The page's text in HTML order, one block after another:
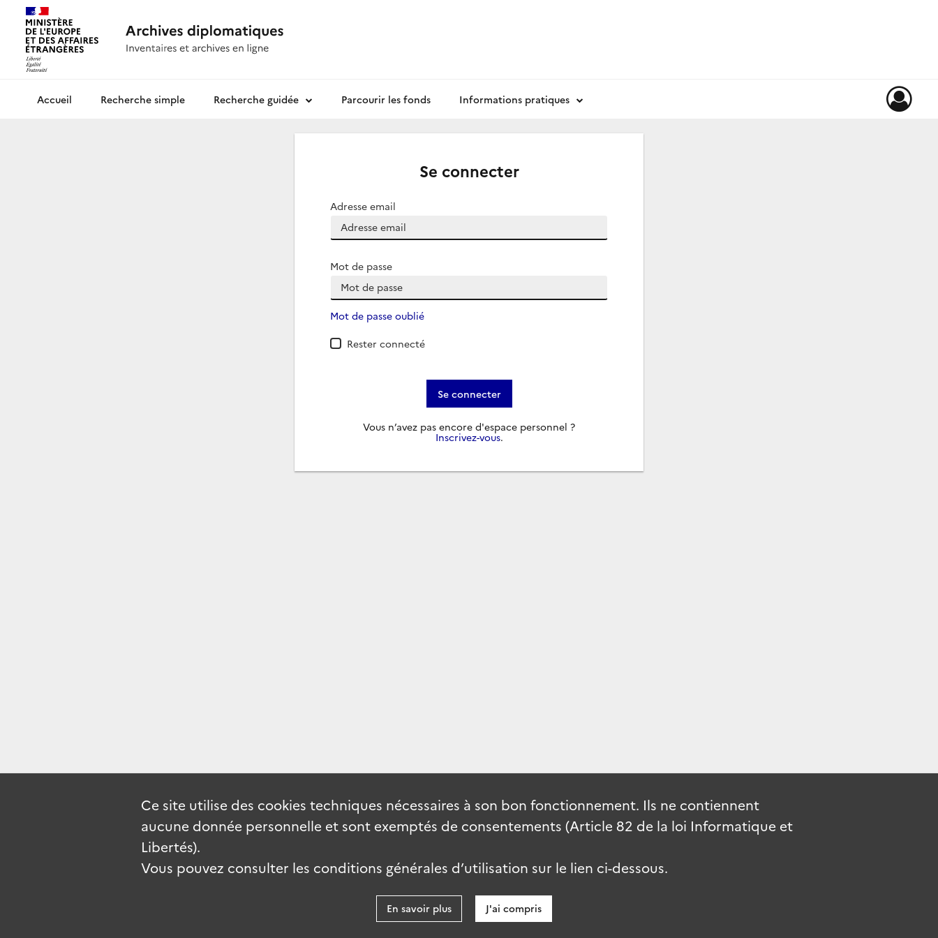
Archives diplomatiquesRecherche simple Recherche guidée Parcourir les fonds Informations pratiques
Se connecter
Adresse email
Mot de passe
Mot de passe oublié
Rester connecté
Se connecter
Vous n’avez pas encore d'espace personnel ?
Inscrivez-vous.
Ce site utilise des cookies techniques nécessaires à son bon fonctionnement. Ils ne contiennent
aucune donnée personnelle et sont exemptés de consentements (Article 82 de la loi Informatique et
Libertés).
Vous pouvez consulter les conditions générales d’utilisation sur le lien ci-dessous.
En savoir plus J'ai compris